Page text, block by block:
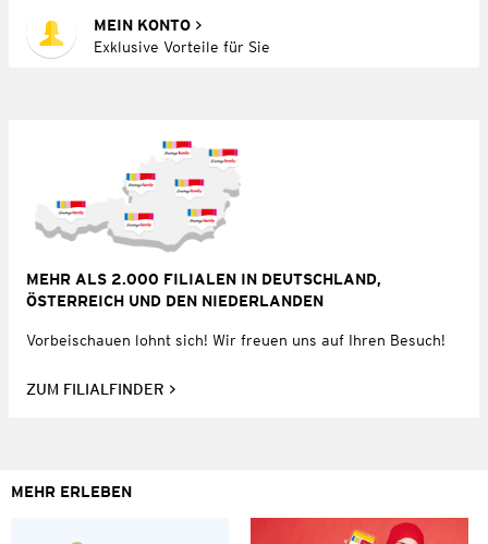
MEIN KONTO
Exklusive Vorteile für Sie
MEHR ALS 2.000 FILIALEN IN DEUTSCHLAND,
ÖSTERREICH UND DEN NIEDERLANDEN
Vorbeischauen lohnt sich! Wir freuen uns auf Ihren Besuch!
ZUM FILIALFINDER
MEHR ERLEBEN